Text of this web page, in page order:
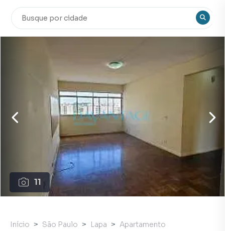
11
Início São Paulo Lapa
Apartamento